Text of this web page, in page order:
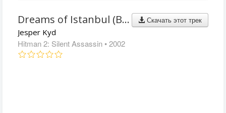
Скачать этот трек
Dreams of Istanbul (Bonus Track)
Jesper Kyd
Hitman 2: Silent Assassin • 2002